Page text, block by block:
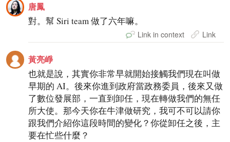
唐鳳
對。幫 Siri team 做了六年嘛。
Link in context Link
黃亮崢
也就是說，其實你非常早就開始接觸我們現在叫做
早期的 AI。後來你進到政府當政務委員，後來又做
了數位發展部，一直到卸任，現在轉做我們的無任
所大使。那今天你在牛津做研究，我可不可以請你
跟我們介紹你這段時間的變化？你從卸任之後，主
要在忙些什麼？